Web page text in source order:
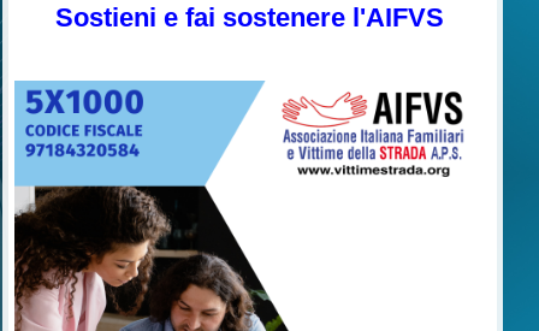
Sostieni e fai sostenere l'AIFVS